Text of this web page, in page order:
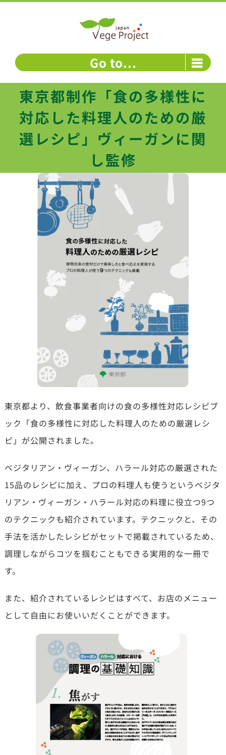
Go to...
東京都制作「食の多様性に
対応した料理人のための厳
選レシピ」ヴィーガンに関
し監修
東京都より、飲食事業者向けの食の多様性対応レシピブ
ック「食の多様性に対応した料理人のための厳選レシ
ピ」が公開されました。
ベジタリアン・ヴィーガン、ハラール対応の厳選された
15品のレシピに加え、プロの料理人も使うというベジタ
リアン・ヴィーガン・ハラール対応の料理に役立つ9つ
のテクニックも紹介されています。テクニックと、その
手法を活かしたレシピがセットで掲載されているため、
調理しながらコツを掴むこともできる実用的な一冊で
す。
また、紹介されているレシピはすべて、お店のメニュー
として自由にお使いいだくことができます。